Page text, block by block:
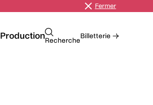
Fermer
ProductionRecherche
Billetterie →